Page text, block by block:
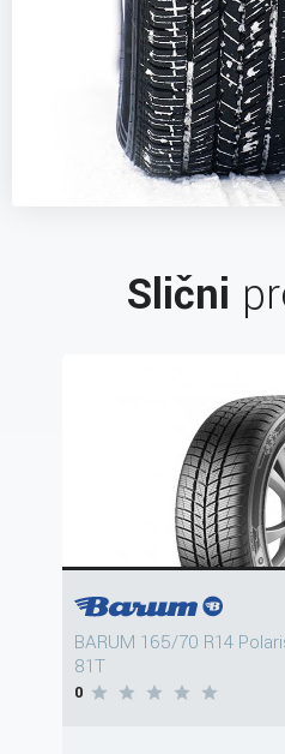
Slični
BARUM 165/70 R14
81T
0